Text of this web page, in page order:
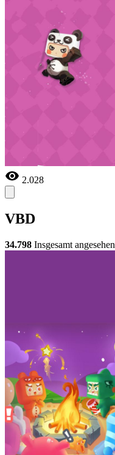
2.028
VBD
34.798 Insgesamt angesehen